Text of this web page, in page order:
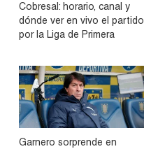
Cobresal: horario, canal y
dónde ver en vivo el partido
por la Liga de Primera
Garnero sorprende en